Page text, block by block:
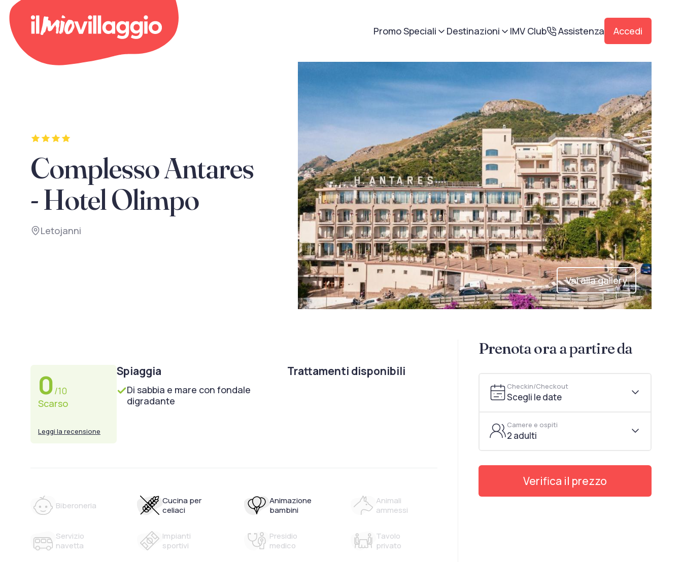
Promo Speciali Destinazioni IMV Club Assistenza Accedi
Vai alla gallery
Complesso Antares
- Hotel Olimpo
Letojanni
Prenota ora a partire da
Checkin/Checkout
Scegli le date
Camere e ospiti
2 adulti
Verifica il prezzo
0/10
Scarso
Leggi la recensione
Spiaggia
Di sabbia e mare con fondale
digradante
Trattamenti disponibili
Biberoneria
Cucina per
celiaci
Animazione
bambini
Animali
ammessi
Servizio
navetta
Impianti
sportivi
Presidio
medico
Tavolo
privato